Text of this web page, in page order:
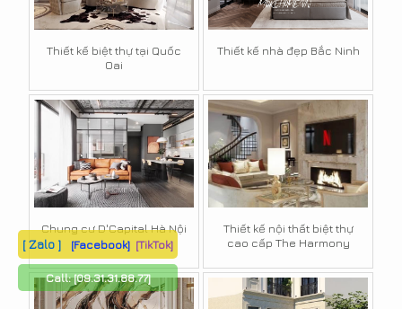
Thiết kế biệt thự tại Quốc
Oai
Thiết kế nhà đẹp Bắc Ninh
Chung cư D'Capital Hà Nội
Thiết kế nội thất biệt thự
cao cấp The Harmony
[ Zalo ] [Facebook] [TikTok]
Call:[09.31.31.88.77]